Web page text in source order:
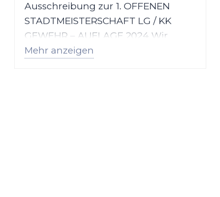
Ausschreibung zur 1. OFFENEN
STADTMEISTERSCHAFT LG / KK
GEWEHR – AUFLAGE 2024 Wir
führen die Stadtmeisterschaft LG /…
Mehr anzeigen